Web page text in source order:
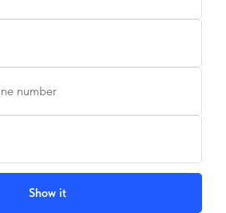
number
Show it
FACEBOOK